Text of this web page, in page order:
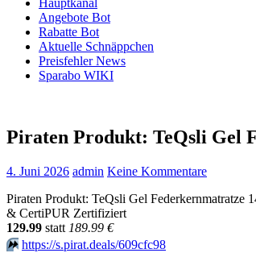
Hauptkanal
Angebote Bot
Rabatte Bot
Aktuelle Schnäppchen
Preisfehler News
Sparabo WIKI
Piraten Produkt: TeQsli Gel
4. Juni 2026 admin Keine Kommentare
Piraten Produkt: TeQsli Gel Federkernmatratze
& CertiPUR Zertifiziert
129.99 statt 189.99 €
⏩️ https://s.pirat.deals/609cfc98